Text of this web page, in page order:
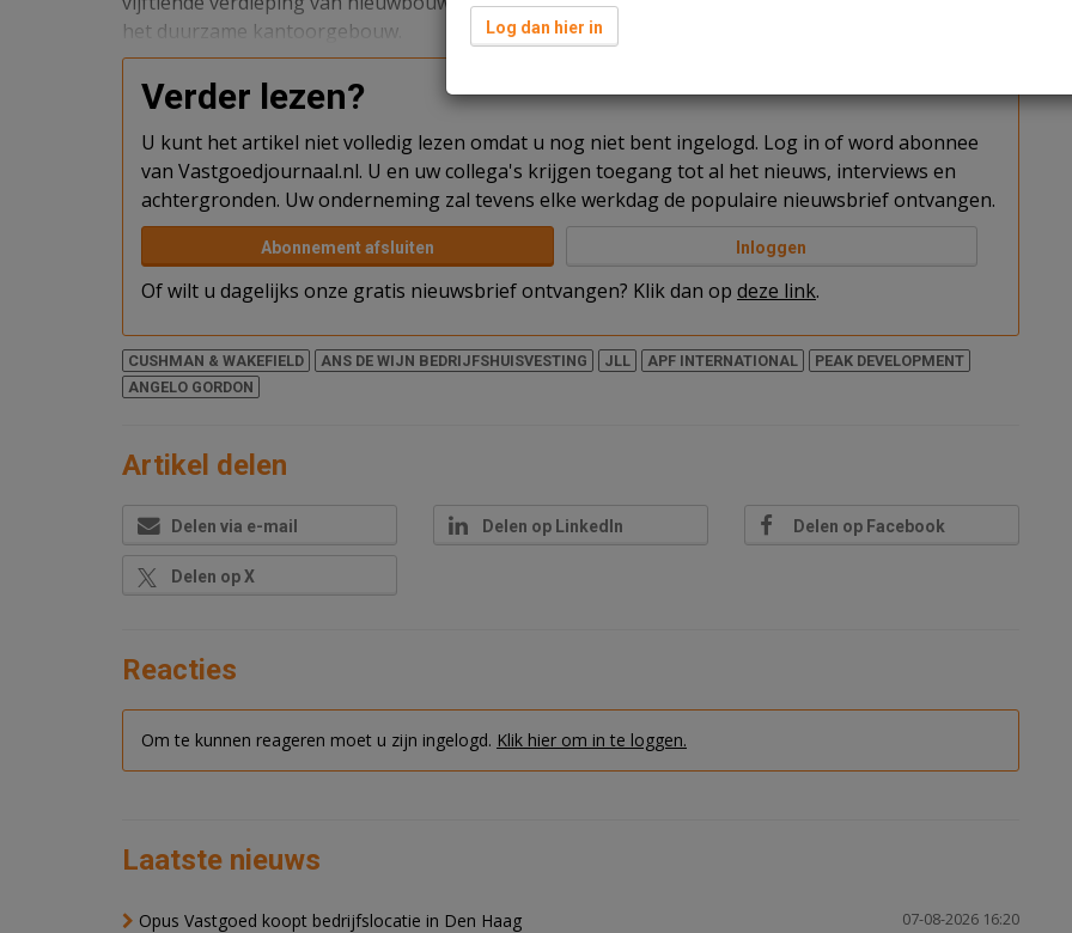
het duurzame kantoorgebouw.
Verder lezen?
U kunt het artikel niet volledig lezen omdat u nog niet bent ingelogd. Log in of word abonnee
van Vastgoedjournaal.nl. U en uw collega's krijgen toegang tot al het nieuws, interviews en
achtergronden. Uw onderneming zal tevens elke werkdag de populaire nieuwsbrief ontvangen.
Abonnement afsluiten Inloggen
Of wilt u dagelijks onze gratis nieuwsbrief ontvangen? Klik dan op deze link.
CUSHMAN & WAKEFIELD ANS DE WIJN BEDRIJFSHUISVESTING JLL APF INTERNATIONAL
PEAK DEVELOPMENT
ANGELO GORDON
Artikel delen
Delen via e-mail Delen op LinkedIn Delen op Facebook
Delen op X
Reacties
Om te kunnen reageren moet u zijn ingelogd. Klik hier om in te loggen.
Laatste nieuws
07-08-2026 16:20
Opus Vastgoed koopt bedrijfslocatie in Den Haag
Log dan hier in